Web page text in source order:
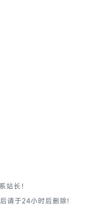
站长！
请于24小时后删除!